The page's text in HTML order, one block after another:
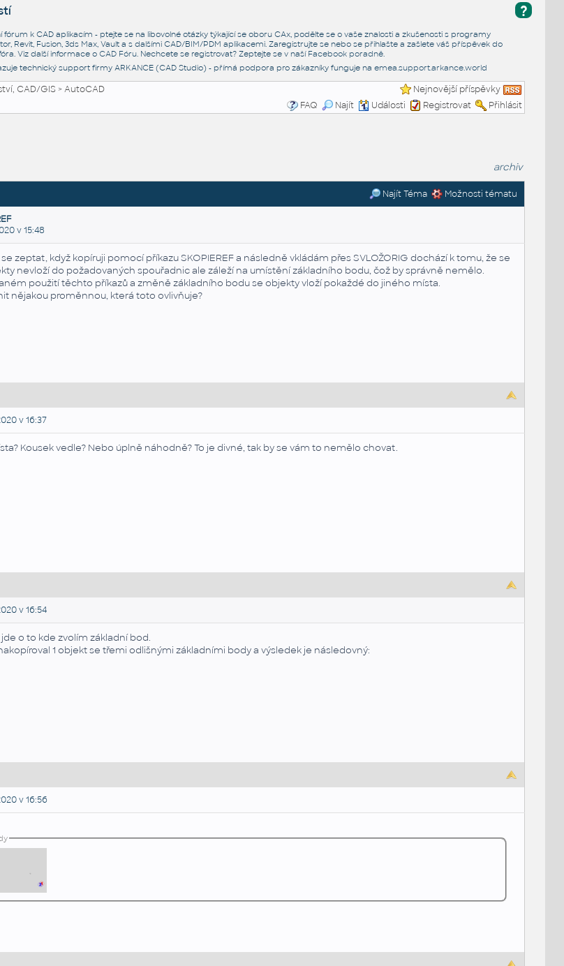
?
fórum k CAD aplikacím - ptejte se na libovolné otázky týkající se oboru CAx, podělte se o vaše znalosti a zkušenosti s programy
Revit, Fusion, 3ds Max, Vault a s dalšími CAD/BIM/PDM aplikacemi. Zaregistrujte se nebo se přihlašte a zašlete váš příspěvek do
Viz další informace o CAD Fóru. Nechcete se registrovat? Zeptejte se v naší Facebook poradně.
technický support firmy ARKANCE (CAD Studio) - přímá podpora pro zákazníky funguje na emea.support.arkance.world
CAD/GIS>AutoCAD
Nejnovější příspěvky
FAQ
Najít Události Registrovat Přihlásit
archiv
Najít Téma Možnosti tématu
v 15:48
zeptat, když kopíruji pomocí příkazu SKOPIEREF a následně vkládám přes SVLOŽORIG dochází k tomu, že se
nevloží do požadovaných spouřadnic ale záleží na umístění základního bodu, čož by správně nemělo.
použití těchto příkazů a změně základního bodu se objekty vloží pokaždé do jiného místa.
nějakou proměnnou, která toto ovlivňuje?
v 16:37
Kousek vedle? Nebo úplně náhodně? To je divné, tak by se vám to nemělo chovat.
v 16:54
o to kde zvolím základní bod.
1 objekt se třemi odlišnými základními body a výsledek je následovný:
v 16:56